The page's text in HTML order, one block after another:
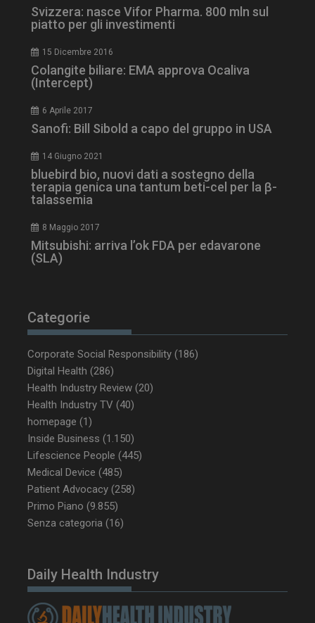
Svizzera: nasce Vifor Pharma. 800 mln sul
piatto per gli investimenti
15 Dicembre 2016
Colangite biliare: EMA approva Ocaliva
(Intercept)
6 Aprile 2017
Sanofi: Bill Sibold a capo del gruppo in USA
14 Giugno 2021
bluebird bio, nuovi dati a sostegno della
terapia genica una tantum beti-cel per la β-
talassemia
8 Maggio 2017
Mitsubishi: arriva l’ok FDA per edavarone
(SLA)
Categorie
Corporate Social Responsibility (186)
Digital Health (286)
Health Industry Review (20)
Health Industry TV (40)
homepage (1)
Inside Business (1.150)
Lifescience People (445)
Medical Device (485)
Patient Advocacy (258)
Primo Piano (9.855)
Senza categoria (16)
Daily Health Industry
tracking-sites-
ironfish-session-id
www.dailyhealthindustry.it
tracking-sites-
ironfish-tracking-
enable
CookieScriptConsent